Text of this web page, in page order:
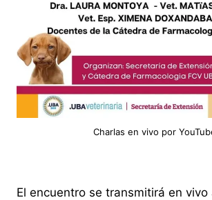
Charlas en vivo por
El encuentro se transmitirá en